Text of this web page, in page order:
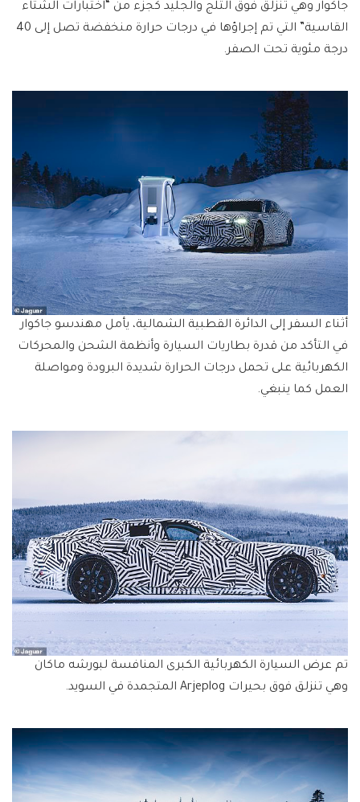
جاكوار وهي تنزلق فوق الثلج والجليد كجزء من “اختبارات الشتاء
القاسية” التي تم إجراؤها في درجات حرارة منخفضة تصل إلى 40
درجة مئوية تحت الصفر.
أثناء السفر إلى الدائرة القطبية الشمالية، يأمل مهندسو جاكوار
في التأكد من قدرة بطاريات السيارة وأنظمة الشحن والمحركات
الكهربائية على تحمل درجات الحرارة شديدة البرودة ومواصلة
العمل كما ينبغي.
تم عرض السيارة الكهربائية الكبرى المنافسة لبورشه ماكان
وهي تنزلق فوق بحيرات Arjeplog المتجمدة في السويد.